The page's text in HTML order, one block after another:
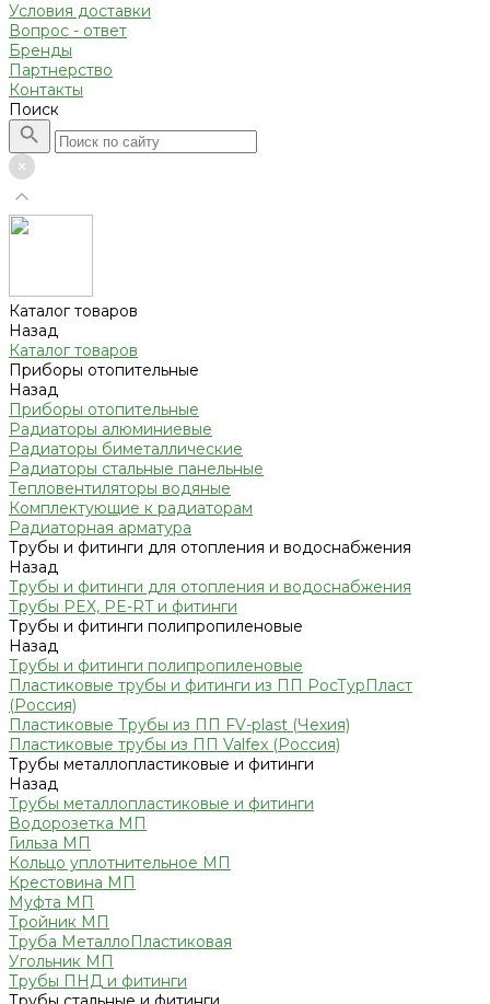
Условия доставки
Вопрос - ответ
Бренды
Партнерство
Контакты
Поиск
Каталог товаров
Назад
Каталог товаров
Приборы отопительные
Назад
Приборы отопительные
Радиаторы алюминиевые
Радиаторы биметаллические
Радиаторы стальные панельные
Тепловентиляторы водяные
Комплектующие к радиаторам
Радиаторная арматура
Трубы и фитинги для отопления и водоснабжения
Назад
Трубы и фитинги для отопления и водоснабжения
Трубы PEX, PE-RT и фитинги
Трубы и фитинги полипропиленовые
Назад
Трубы и фитинги полипропиленовые
Пластиковые трубы и фитинги из ПП РосТурПласт
(Россия)
Пластиковые Трубы из ПП FV-plast (Чехия)
Пластиковые трубы из ПП Valfex (Россия)
Трубы металлопластиковые и фитинги
Назад
Трубы металлопластиковые и фитинги
Водорозетка МП
Гильза МП
Кольцо уплотнительное МП
Крестовина МП
Муфта МП
Тройник МП
Труба МеталлоПластиковая
Угольник МП
Трубы ПНД и фитинги